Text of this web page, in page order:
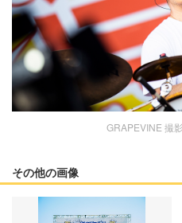
GRAPEVINE 撮
その他の画像